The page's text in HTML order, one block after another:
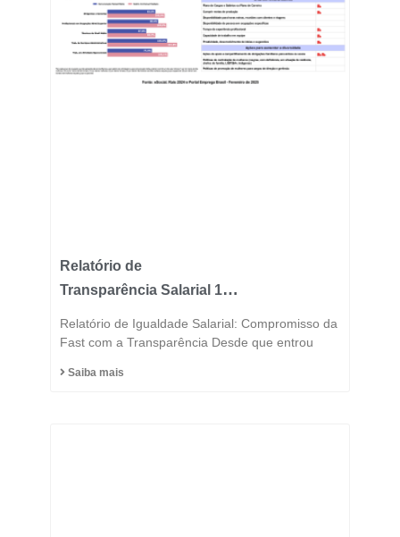
Relatório de
Transparência Salarial 1º
Relatório de Igualdade Salarial: Compromisso da
Fast com a Transparência Desde que entrou
Saiba mais